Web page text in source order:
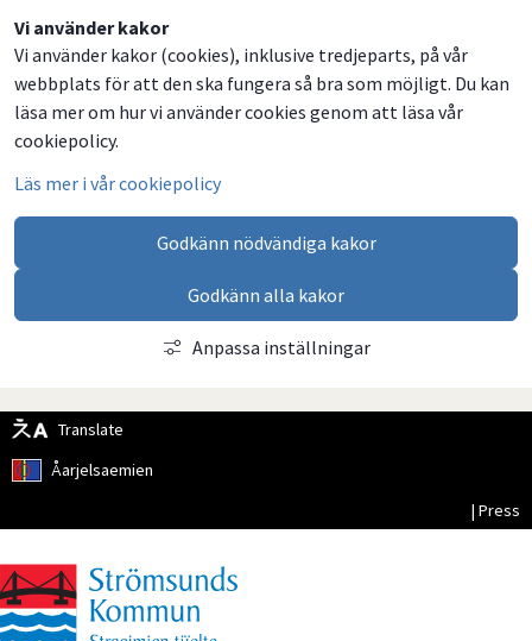
Vi använder kakor
Vi använder kakor (cookies), inklusive tredjeparts, på vår
webbplats för att den ska fungera så bra som möjligt. Du kan
läsa mer om hur vi använder cookies genom att läsa vår
cookiepolicy.
Läs mer i vår cookiepolicy
Godkänn nödvändiga kakor
Godkänn alla kakor
Anpassa inställningar
Translate
Åarjelsaemien
| Press
Dela
på
Facebook
Dela
på
Twitter
Dela
på
LinkedIn
Dela
via
email